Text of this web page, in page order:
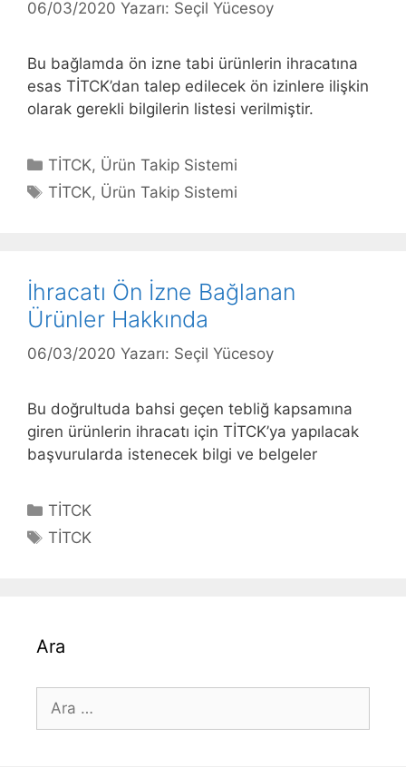
06/03/2020 Yazarı: Seçil Yücesoy
Bu bağlamda ön izne tabi ürünlerin ihracatına
esas TİTCK’dan talep edilecek ön izinlere ilişkin
olarak gerekli bilgilerin listesi verilmiştir.
Kategoriler
TİTCK, Ürün Takip Sistemi
Etiketler
TİTCK, Ürün Takip Sistemi
İhracatı Ön İzne Bağlanan
Ürünler Hakkında
06/03/2020 Yazarı: Seçil Yücesoy
Bu doğrultuda bahsi geçen tebliğ kapsamına
giren ürünlerin ihracatı için TİTCK’ya yapılacak
başvurularda istenecek bilgi ve belgeler
Kategoriler
TİTCK
Etiketler
TİTCK
Ara
için